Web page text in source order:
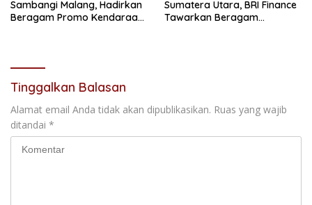
Sambangi Malang, Hadirkan
Beragam Promo Kendaraan
Sumatera Utara, BRI Finance
Tawarkan Beragam
Tinggalkan Balasan
Alamat email Anda tidak akan dipublikasikan. Ruas yang wajib
ditandai *